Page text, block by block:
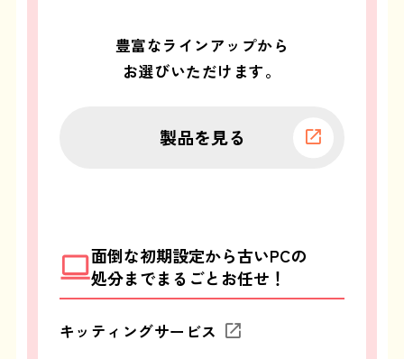
豊富なラインアップから
お選びいただけます。
製品を見る
面倒な初期設定から古いPCの
処分までまるごとお任せ！
キッティングサービス